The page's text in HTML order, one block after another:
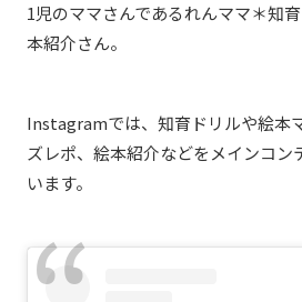
1児のママさんであるれんママ＊知
本紹介さん。
Instagramでは、知育ドリルや絵本
ズレポ、絵本紹介などをメインコン
います。